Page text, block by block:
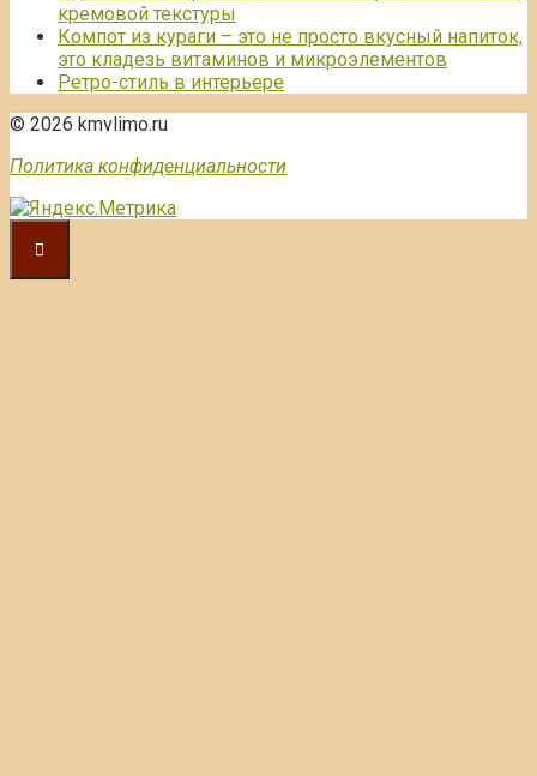
кремовой текстуры
Компот из кураги – это не просто вкусный напиток,
это кладезь витаминов и микроэлементов
Ретро-стиль в интерьере
© 2026 kmvlimo.ru
Политика конфиденциальности